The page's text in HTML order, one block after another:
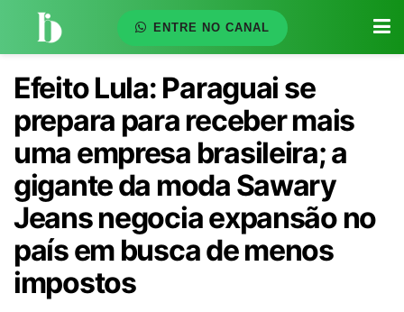
ENTRE NO CANAL
Efeito Lula: Paraguai se
prepara para receber mais
uma empresa brasileira; a
gigante da moda Sawary
Jeans negocia expansão no
país em busca de menos
impostos